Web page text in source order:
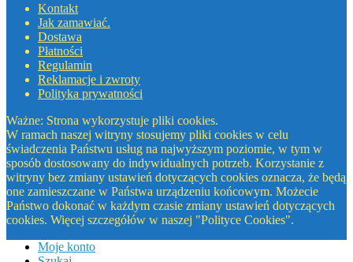
Kontakt
Jak zamawiać.
Dostawa
Płatności
Regulamin
Reklamacje i zwroty
Polityka prywatności
Ważne: Strona wykorzystuje pliki cookies.
W ramach naszej witryny stosujemy pliki cookies w celu
świadczenia Państwu usług na najwyższym poziomie, w tym w
sposób dostosowany do indywidualnych potrzeb. Korzystanie z
witryny bez zmiany ustawień dotyczących cookies oznacza, że będą
one zamieszczane w Państwa urządzeniu końcowym. Możecie
Państwo dokonać w każdym czasie zmiany ustawień dotyczących
cookies. Więcej szczegółów w naszej "Polityce Cookies".
Moje konto